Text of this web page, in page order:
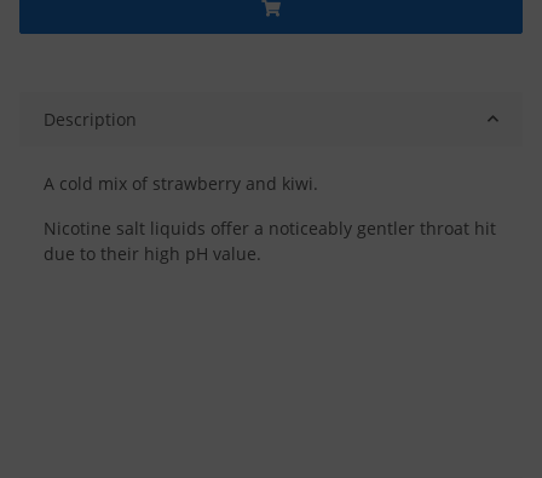
Description
A cold mix of strawberry and kiwi.
Nicotine salt liquids offer a noticeably gentler throat hit
due to their high pH value.